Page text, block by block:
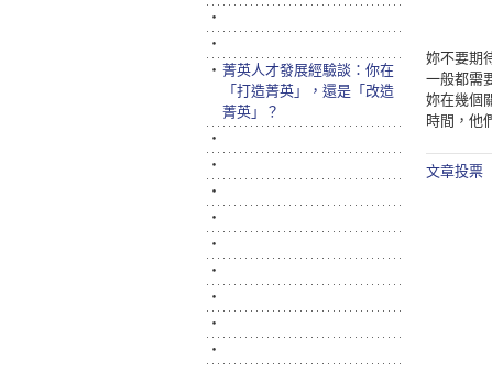
妳不要期
一般都需
妳在幾個
時間，他
文章投票
‧
‧
‧ 菁英人才發展經驗談：你在
「打造菁英」，還是「改造
菁英」？
‧
‧
‧
‧
‧
‧
‧
‧
‧